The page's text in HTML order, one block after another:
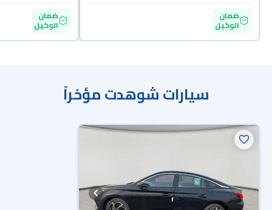
ضمان
الوكيل
ضمان
الوكيل
سيارات شوهدت مؤخراً